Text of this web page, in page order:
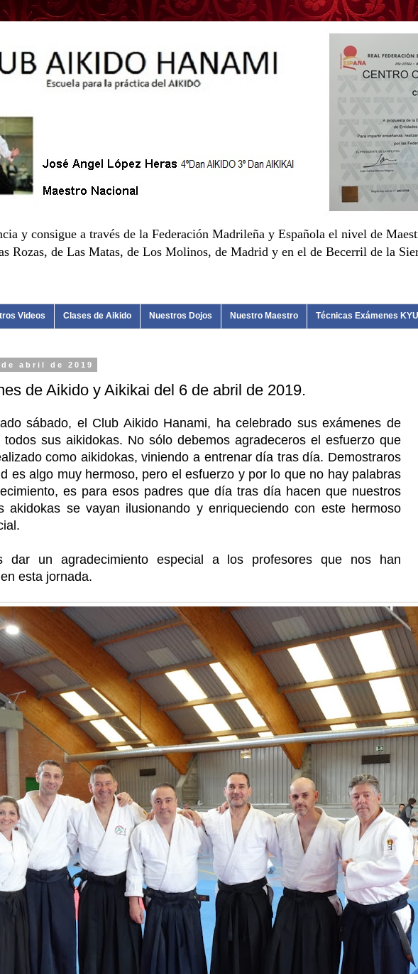
y consigue a través de la Federación Madrileña y Española el nivel de
Rozas, de Las Matas, de Los Molinos, de Madrid y en el de Becerril de la
Videos Clases de Aikido Nuestros Dojos Nuestro Maestro Técnicas Exámenes
abril de 2019
de Aikido y Aikikai del 6 de abril de 2019.
sábado, el Club Aikido Hanami, ha celebrado sus exámenes de
todos sus aikidokas. No sólo debemos agradeceros el esfuerzo que
como aikidokas, viniendo a entrenar día tras día. Demostraros
es algo muy hermoso, pero el esfuerzo y por lo que no hay palabras
es para esos padres que día tras día hacen que nuestros
akidokas se vayan ilusionando y enriqueciendo con este hermoso
dar un agradecimiento especial a los profesores que nos han
esta jornada.